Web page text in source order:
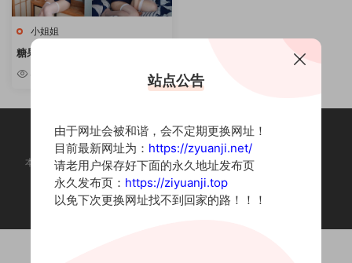
小姐姐
糖果果Candy – 写真作品合集 [持
续更新]
本站为摄影写真图片网站，内容来自网络收集整理，仅作个人学习使用。
如有违法内容请联系删除
Copyright © 2022 资源集
站点公告
由于网址会被和谐，会不定期更换网址！
目前最新网址为： https://zyuanji.net/
请老用户保存好下面的永久地址发布页
永久发布页： https://ziyuanji.top
以免下次更换网址找不到回家的路！！！